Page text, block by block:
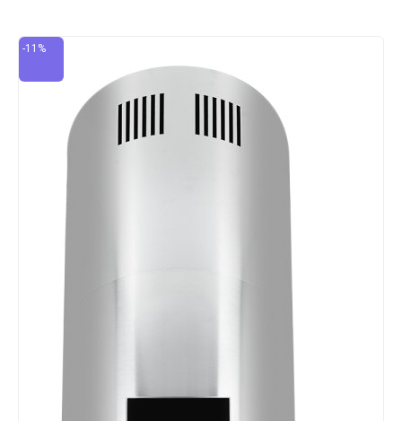
-11%